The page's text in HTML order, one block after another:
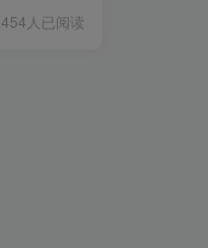
454人已阅读